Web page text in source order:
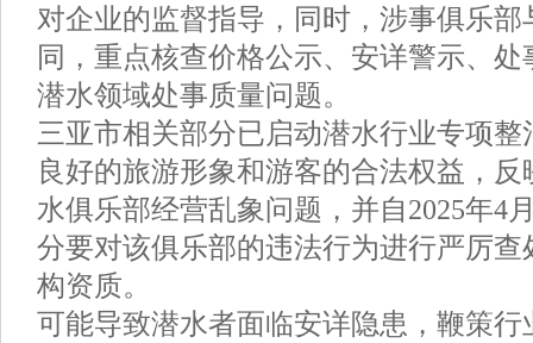
对企业的监督指导，同时，涉事俱乐
同，重点核查价格公示、安详警示、
潜水领域处事质量问题。
三亚市相关部分已启动潜水行业专项
良好的旅游形象和游客的合法权益，
水俱乐部经营乱象问题，并自2025年4
分要对该俱乐部的违法行为进行严厉
构资质。
可能导致潜水者面临安详隐患，鞭策